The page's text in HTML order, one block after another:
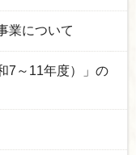
業について
7～11年度）」の